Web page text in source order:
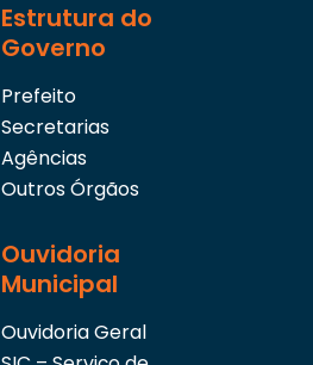
Estrutura do
Governo
Prefeito
Secretarias
Agências
Outros Órgãos
Ouvidoria
Municipal
Ouvidoria Geral